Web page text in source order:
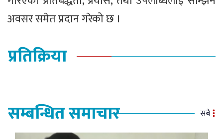
अवसर समेत प्रदान गरेको छ ।
प्रतिक्रिया
सम्बन्धित समाचार सबै